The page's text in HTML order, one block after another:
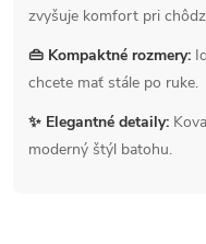
zvyšuje komfort pri
👜 Kompaktné rozmery:
chcete mať stále po ruke.
✨ Elegantné detaily:
moderný štýl batohu.